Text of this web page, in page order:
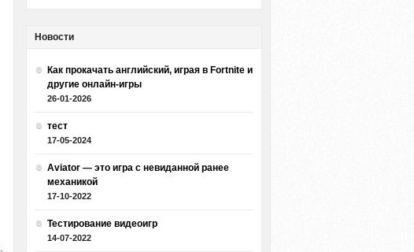
Новости
Как прокачать английский, играя в Fortnite и
другие онлайн-игры
26-01-2026
тест
17-05-2024
Aviator — это игра с невиданной ранее
механикой
17-10-2022
Тестирование видеоигр
14-07-2022